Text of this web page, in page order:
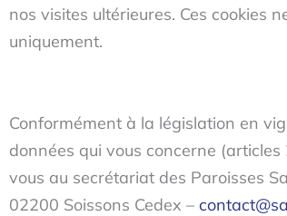
nos visites ultérieures. Ces cookies
uniquement.
Conformément à la législation en
données qui vous concerne
vous au secrétariat des Paroisses
02200 Soissons Cedex –